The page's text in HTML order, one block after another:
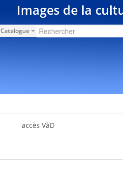
Images de la
Catalogue
accès VàD